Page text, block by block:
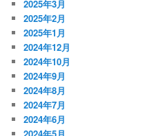
2025年3月
2025年2月
2025年1月
2024年12月
2024年10月
2024年9月
2024年8月
2024年7月
2024年6月